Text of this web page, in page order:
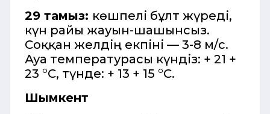
29 тамыз: көшпелі бұлт жүреді,
күн райы жауын-шашынсыз.
Соққан желдің екпіні — 3-8 м/с.
Ауа температурасы күндіз: + 21 +
23 °C, түнде: + 13 + 15 °C.
Шымкент